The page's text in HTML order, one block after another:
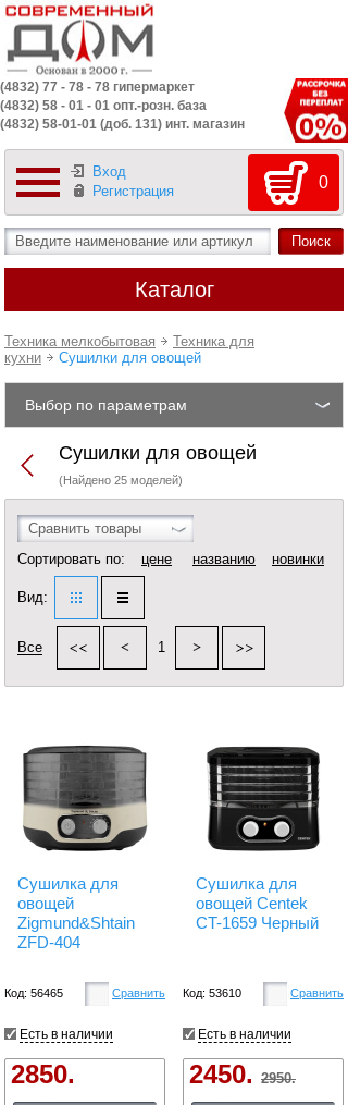
(4832) 77 - 78 - 78 гипермаркет
(4832) 58 - 01 - 01 опт.-розн. база
(4832) 58-01-01 (доб. 131) инт. магазин
Вход
Регистрация
0
Каталог
Техника мелкобытовая
Техника для
кухни
Сушилки для овощей
Выбор по параметрам
Сушилки для овощей
(Найдено 25 моделей)
Сравнить товары
Сортировать по:
цене названию новинки
Вид:
Все 1
Сушилка для
овощей
Zigmund&Shtain
ZFD-404
Код: 56465 Сравнить
Есть в наличии
2850.
Сушилка для
овощей Centek
CT-1659 Черный
Код: 53610 Сравнить
Есть в наличии
2450. 2950.